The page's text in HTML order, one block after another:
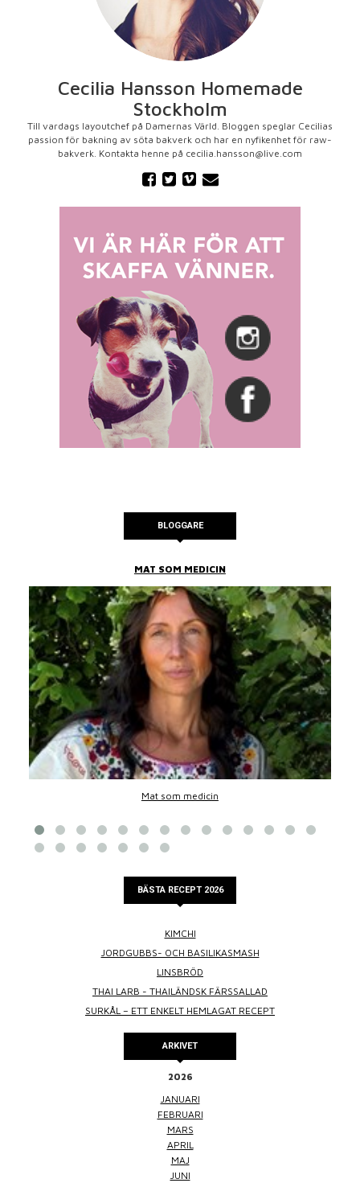
Cecilia Hansson Homemade
Stockholm
Till vardags layoutchef på Damernas Värld. Bloggen speglar Cecilias
passion för bakning av söta bakverk och har en nyfikenhet för raw-
bakverk. Kontakta henne på cecilia.hansson@live.com
BLOGGARE
MAT SOM MEDICIN
Mat som medicin
BÄSTA RECEPT 2026
KIMCHI
JORDGUBBS- OCH BASILIKASMASH
LINSBRÖD
THAI LARB - THAILÄNDSK FÄRSSALLAD
SURKÅL – ETT ENKELT HEMLAGAT RECEPT
ARKIVET
2026
JANUARI
FEBRUARI
MARS
APRIL
MAJ
JUNI